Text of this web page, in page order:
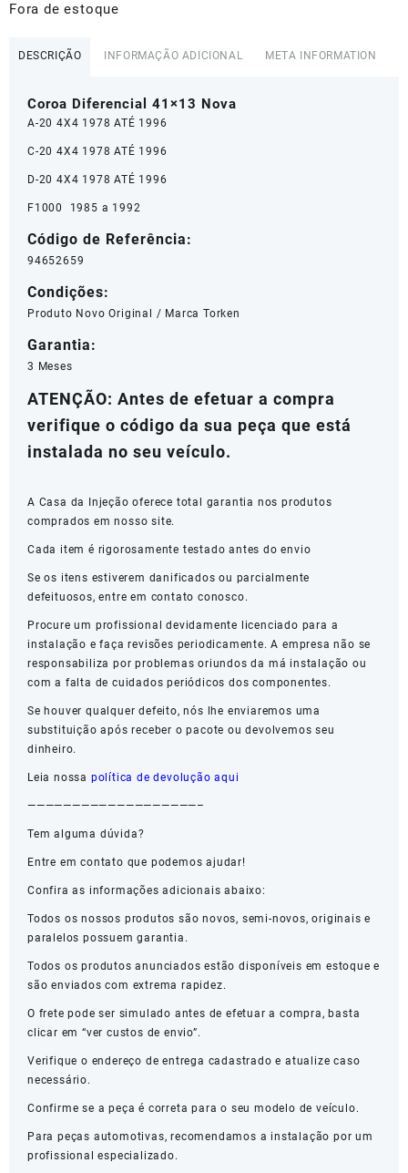
Fora de estoque
DESCRIÇÃO INFORMAÇÃO ADICIONAL META INFORMATION
Coroa Diferencial 41×13 Nova
A-20 4X4 1978 ATÉ 1996
C-20 4X4 1978 ATÉ 1996
D-20 4X4 1978 ATÉ 1996
F1000 1985 a 1992
Código de Referência:
94652659
Condições:
Produto Novo Original / Marca Torken
Garantia:
3 Meses
ATENÇÃO: Antes de efetuar a compra
verifique o código da sua peça que está
instalada no seu veículo.
A Casa da Injeção oferece total garantia nos produtos
comprados em nosso site.
Cada item é rigorosamente testado antes do envio
Se os itens estiverem danificados ou parcialmente
defeituosos, entre em contato conosco.
Procure um profissional devidamente licenciado para a
instalação e faça revisões periodicamente. A empresa não se
responsabiliza por problemas oriundos da má instalação ou
com a falta de cuidados periódicos dos componentes.
Se houver qualquer defeito, nós lhe enviaremos uma
substituição após receber o pacote ou devolvemos seu
dinheiro.
Leia nossa política de devolução aqui
———————————————————–
Tem alguma dúvida?
Entre em contato que podemos ajudar!
Confira as informações adicionais abaixo:
Todos os nossos produtos são novos, semi-novos, originais e
paralelos possuem garantia.
Todos os produtos anunciados estão disponíveis em estoque e
são enviados com extrema rapidez.
O frete pode ser simulado antes de efetuar a compra, basta
clicar em “ver custos de envio”.
Verifique o endereço de entrega cadastrado e atualize caso
necessário.
Confirme se a peça é correta para o seu modelo de veículo.
Para peças automotivas, recomendamos a instalação por um
profissional especializado.